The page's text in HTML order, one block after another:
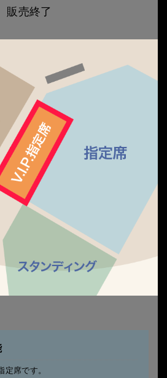
販売終了
定席です。